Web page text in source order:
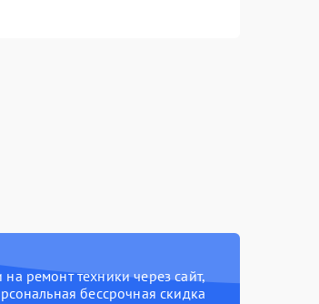
ремонт техники через сайт,
бессрочная скидка